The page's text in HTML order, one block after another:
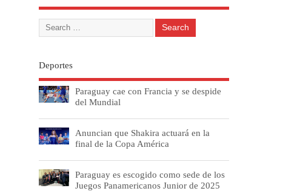
Deportes
Paraguay cae con Francia y se despide
del Mundial
Anuncian que Shakira actuará en la
final de la Copa América
Paraguay es escogido como sede de los
Juegos Panamericanos Junior de 2025